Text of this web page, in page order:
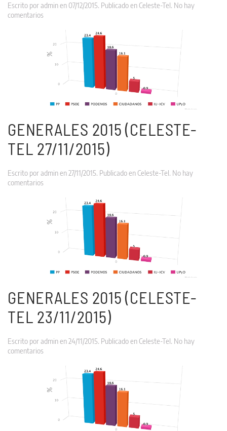
Escrito poradminen 07/12/2015. Publicado enCeleste-Tel. No hay
comentariosen
(Celeste-
Tel
04/12/2015)
GENERALES 2015 (CELESTE-
TEL 27/11/2015)
Escrito poradminen27/11/2015. Publicado enCeleste-Tel. No hay
comentariosen
(Celeste-
Tel
27/11/2015)
GENERALES 2015 (CELESTE-
TEL 23/11/2015)
Escrito poradminen24/11/2015. Publicado enCeleste-Tel. No hay
comentariosen
(Celeste-
Tel
23/11/2015)